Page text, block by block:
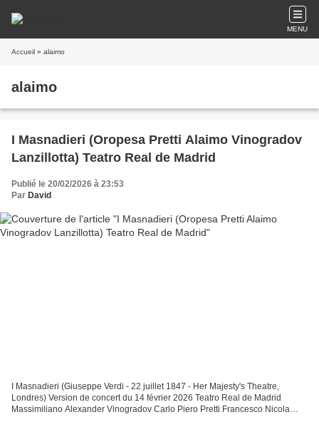
MENU
Accueil » alaimo
alaimo
I Masnadieri (Oropesa Pretti Alaimo Vinogradov
Lanzillotta) Teatro Real de Madrid
Publié le 20/02/2026 à 23:53
Par David
I Masnadieri (Giuseppe Verdi - 22 juillet 1847 - Her Majesty's Theatre,
Londres) Version de concert du 14 février 2026 Teatro Real de Madrid
Massimiliano Alexander Vinogradov Carlo Piero Pretti Francesco Nicola